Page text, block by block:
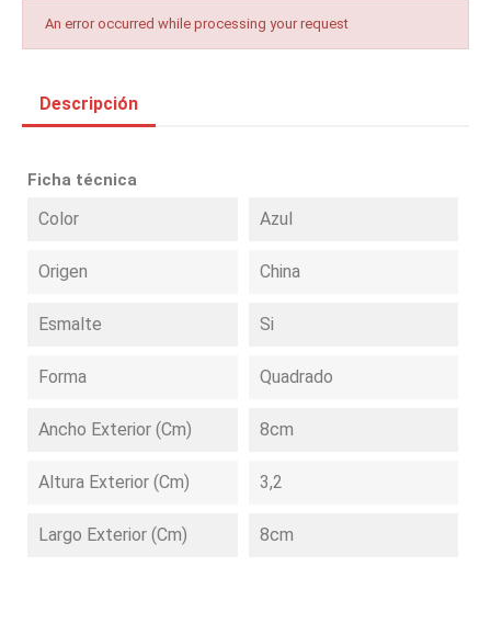
An error occurred while processing your request
Descripción
Ficha técnica
Color Azul
Origen China
Esmalte Si
Forma Quadrado
Ancho Exterior (cm) 8cm
Altura Exterior (cm) 3,2
Largo Exterior (cm) 8cm